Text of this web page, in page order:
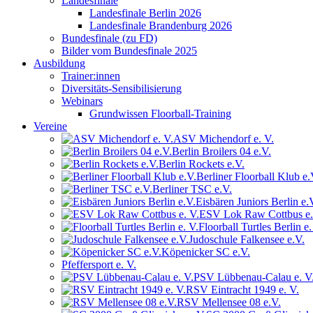
Landesfinale Berlin 2026
Landesfinale Brandenburg 2026
Bundesfinale (zu FD)
Bilder vom Bundesfinale 2025
Ausbildung
Trainer:innen
Diversitäts-Sensibilisierung
Webinars
Grundwissen Floorball-Training
Vereine
ASV Michendorf e. V.
Berlin Broilers 04 e.V.
Berlin Rockets e.V.
Berliner Floorball Klub
Berliner TSC e.V.
Eisbären Juniors Berlin
ESV Lok Raw Cottbus
Floorball Turtles Berlin
Judoschule Falkensee e.V.
Köpenicker SC e.V.
Pfeffersport e. V.
PSV Lübbenau-Calau e. V.
RSV Eintracht 1949 e. V.
RSV Mellensee 08 e.V.